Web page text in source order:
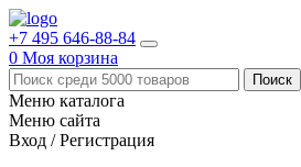
+7 495 646-88-84
0 Моя корзина
Меню каталога
Меню сайта
Вход / Регистрация